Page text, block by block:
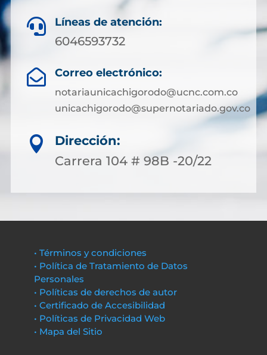
 Líneas de atención:
6046593732
 Correo electrónico:
notariaunicachigorodo@ucnc.com.co
unicachigorodo@supernotariado.gov.co

Dirección:
Carrera 104 # 98B -20/22
• Términos y condiciones
• Política de Tratamiento de Datos
Personales
• Políticas de derechos de autor
• Certificado de Accesibilidad
• Políticas de Privacidad Web
• Mapa del Sitio